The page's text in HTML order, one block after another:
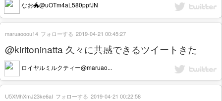
なお🐲@uOTm4aL580ppfJN
@kiritoninatta 久々に共感できるツイートきた
ロイヤルミルクティー@maruao...
maruaooou14 フォローする 2019-04-21 00:45:27
U5XMhXmJ23ke6aI フォローする 2019-04-21 00:22:58